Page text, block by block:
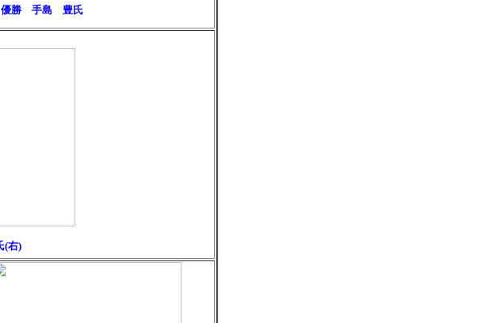
優勝 手島 豊氏
右)